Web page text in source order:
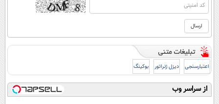
اعتبارسنجی دیزل ژنراتور بوکینگ
از سراسر وب